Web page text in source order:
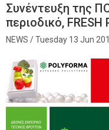
Συνέντευξη της
περιοδικό, FRESH
Tuesday 13 Jun